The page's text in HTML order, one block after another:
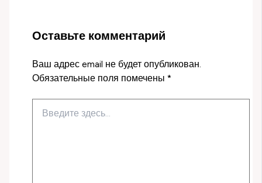
Оставьте комментарий
Ваш адрес email не будет опубликован.
Обязательные поля помечены*
здесь...